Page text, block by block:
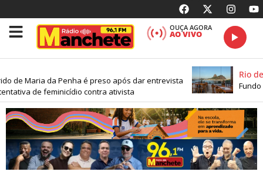
OUÇA AGORA
AO VIVO
de Maria da Penha é preso após dar entrevista
de feminicídio contra ativista
Rio de
Fundo